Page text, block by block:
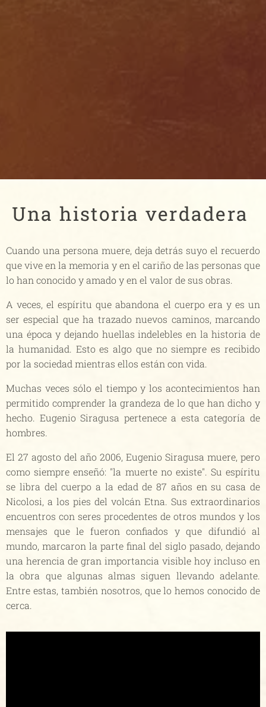
Una historia verdadera
Cuando una persona muere, deja detrás suyo el recuerdo
que vive en la memoria y en el cariño de las personas que
lo han conocido y amado y en el valor de sus obras.
A veces, el espíritu que abandona el cuerpo era y es un
ser especial que ha trazado nuevos caminos, marcando
una época y dejando huellas indelebles en la historia de
la humanidad. Esto es algo que no siempre es recibido
por la sociedad mientras ellos están con vida.
Muchas veces sólo el tiempo y los acontecimientos han
permitido comprender la grandeza de lo que han dicho y
hecho. Eugenio Siragusa pertenece a esta categoría de
hombres.
El 27 agosto del año 2006, Eugenio Siragusa muere, pero
como siempre enseñó: "la muerte no existe". Su espíritu
se libra del cuerpo a la edad de 87 años en su casa de
Nicolosi, a los pies del volcán Etna. Sus extraordinarios
encuentros con seres procedentes de otros mundos y los
mensajes que le fueron confiados y que difundió al
mundo, marcaron la parte final del siglo pasado, dejando
una herencia de gran importancia visible hoy incluso en
la obra que algunas almas siguen llevando adelante.
Entre estas, también nosotros, que lo hemos conocido de
cerca.